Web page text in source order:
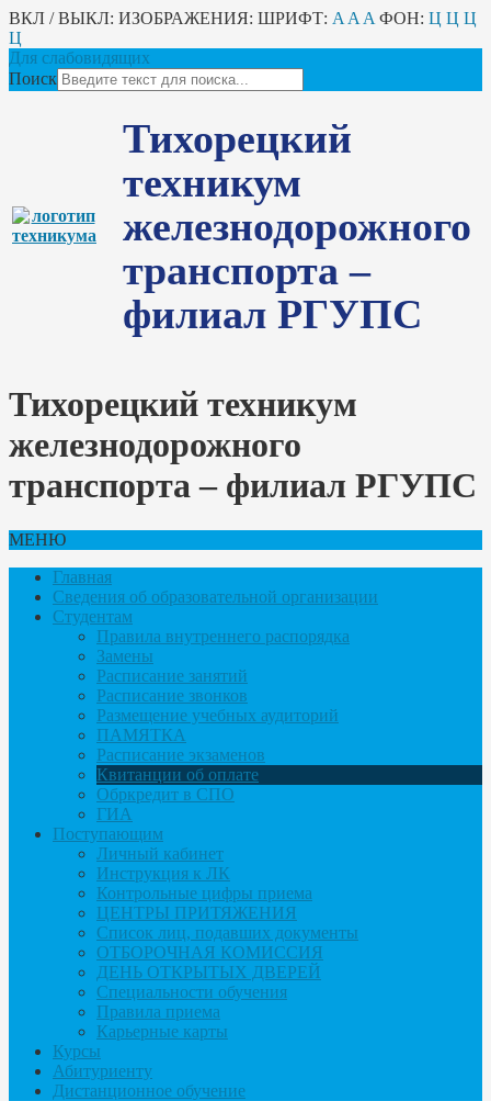
ВКЛ / ВЫКЛ: ИЗОБРАЖЕНИЯ: ШРИФТ: A A A ФОН: Ц Ц Ц
Ц
Для слабовидящих
Поиск
Тихорецкий
техникум
железнодорожного
транспорта –
филиал РГУПС
Тихорецкий техникум
железнодорожного
транспорта – филиал РГУПС
МЕНЮ
Главная
Сведения об образовательной организации
Студентам
Правила внутреннего распорядка
Замены
Расписание занятий
Расписание звонков
Размещение учебных аудиторий
ПАМЯТКА
Расписание экзаменов
Квитанции об оплате
Обркредит в СПО
ГИА
Поступающим
Личный кабинет
Инструкция к ЛК
Контрольные цифры приема
ЦЕНТРЫ ПРИТЯЖЕНИЯ
Список лиц, подавших документы
ОТБОРОЧНАЯ КОМИССИЯ
ДЕНЬ ОТКРЫТЫХ ДВЕРЕЙ
Специальности обучения
Правила приема
Карьерные карты
Курсы
Абитуриенту
Дистанционное обучение